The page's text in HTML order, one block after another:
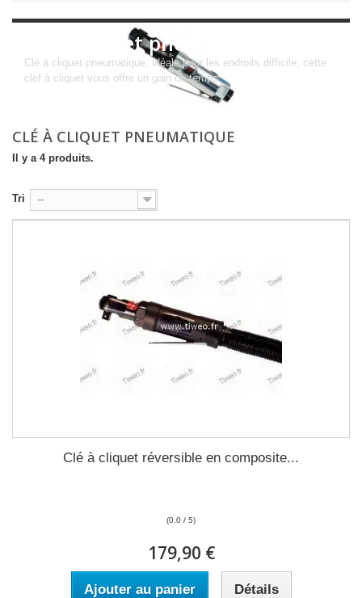
Clé à cliquet pneumatique
Clé à cliquet pneumatique, idéale pour les endroits difficile, cette
clef à cliquet vous offre un gain de temps.
CLÉ À CLIQUET PNEUMATIQUE
Il y a 4 produits.
Tri --
Clé à cliquet réversible en composite...
(0.0 / 5)
179,90 €
Ajouter au panier Détails